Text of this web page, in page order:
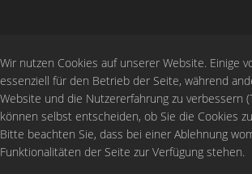
Wir nutzen Cookies auf unserer Website. Einige
essenziell für den Betrieb der Seite, während
Website und die Nutzererfahrung zu verbessern
können selbst entscheiden, ob Sie die Cookies
Bitte beachten Sie, dass bei einer Ablehnung
Funktionalitäten der Seite zur Verfügung stehen.